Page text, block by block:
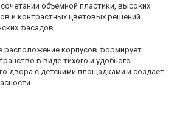
объемной пластики, высоких
и контрастных цветовых решений
фасадов.
расположение корпусов формирует
в виде тихого и удобного
двора с детскими площадками и создает